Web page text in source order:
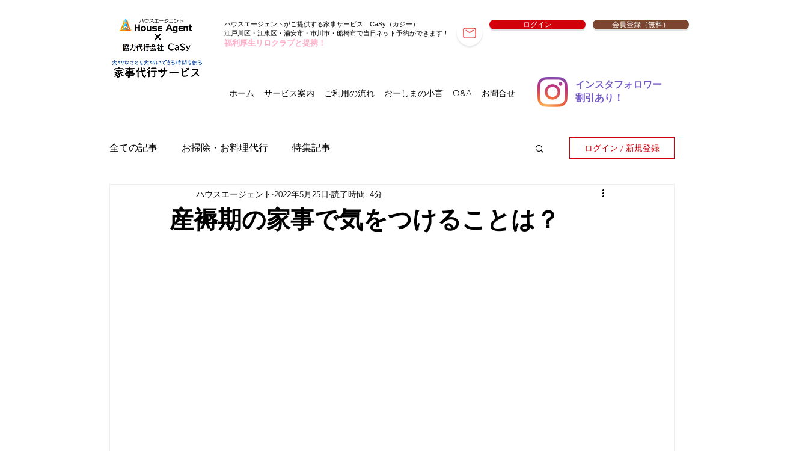
ハウスエージェントがご提供する家事サービス CaSy （カジー）
江戸川区・江東区・浦安市・市川市・船橋市で当日ネット予約ができます！
福利厚生リロクラブと提携！
ログイン 会員登録（無料）
ホーム サービス案内 ご利用の流れ おーしまの小言 Q&A お問合せ
インスタフォロワー
​割引あり！
全ての記事 お掃除・お料理代行 特集記事 ログイン / 新規登録
産褥期の家事で気をつけることは？
ハウスエージェント 2022年5月25日 読了時間: 4分